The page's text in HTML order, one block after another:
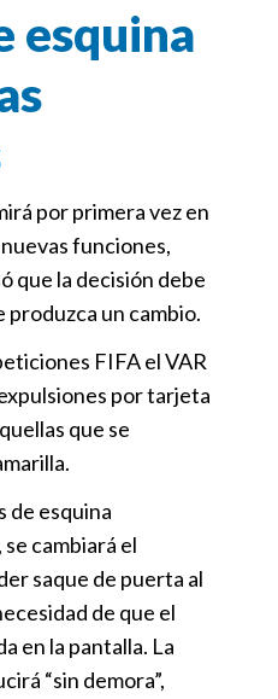
esquina
por primera vez en
funciones,
que la decisión debe
produzca un cambio.
FIFA el VAR
por tarjeta
que se
de esquina
cambiará el
saque de puerta al
de que el
en la pantalla. La
“sin demora”,